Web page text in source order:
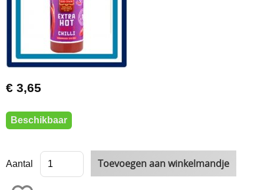
€ 3,65
Beschikbaar
Aantal